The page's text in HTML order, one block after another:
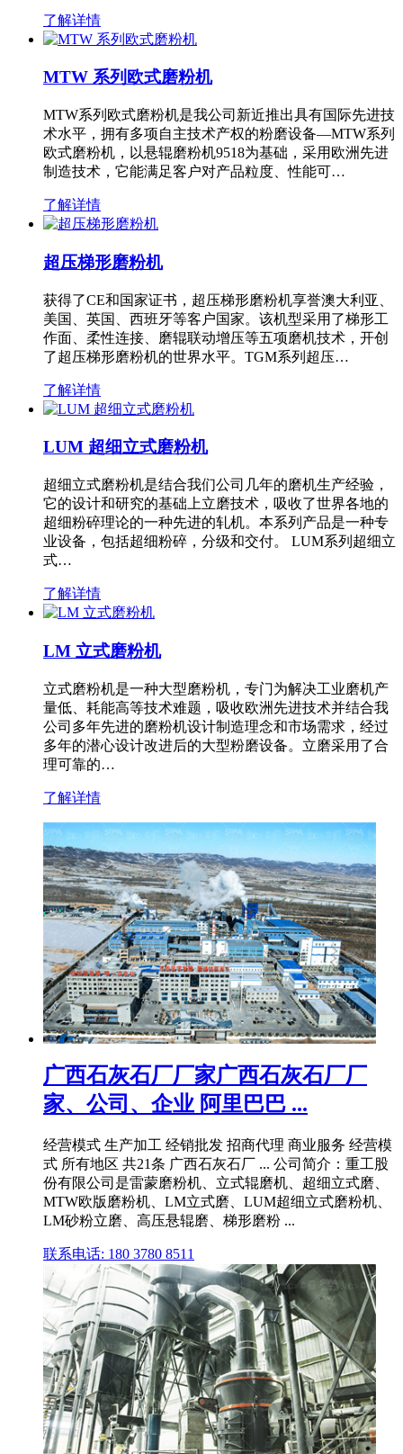
了解详情
MTW 系列欧式磨粉机
MTW系列欧式磨粉机是我公司新近推出具有国际先进技
术水平，拥有多项自主技术产权的粉磨设备—MTW系列
欧式磨粉机，以悬辊磨粉机9518为基础，采用欧洲先进
制造技术，它能满足客户对产品粒度、性能可…
了解详情
超压梯形磨粉机
获得了CE和国家证书，超压梯形磨粉机享誉澳大利亚、
美国、英国、西班牙等客户国家。该机型采用了梯形工
作面、柔性连接、磨辊联动增压等五项磨机技术，开创
了超压梯形磨粉机的世界水平。TGM系列超压…
了解详情
LUM 超细立式磨粉机
超细立式磨粉机是结合我们公司几年的磨机生产经验，
它的设计和研究的基础上立磨技术，吸收了世界各地的
超细粉碎理论的一种先进的轧机。本系列产品是一种专
业设备，包括超细粉碎，分级和交付。 LUM系列超细立
式…
了解详情
LM 立式磨粉机
立式磨粉机是一种大型磨粉机，专门为解决工业磨机产
量低、耗能高等技术难题，吸收欧洲先进技术并结合我
公司多年先进的磨粉机设计制造理念和市场需求，经过
多年的潜心设计改进后的大型粉磨设备。立磨采用了合
理可靠的…
了解详情
广西石灰石厂厂家广西石灰石厂厂
家、公司、企业 阿里巴巴 ...
经营模式 生产加工 经销批发 招商代理 商业服务 经营模
式 所有地区 共21条 广西石灰石厂 ... 公司简介：重工股
份有限公司是雷蒙磨粉机、立式辊磨机、超细立式磨、
MTW欧版磨粉机、LM立式磨、LUM超细立式磨粉机、
LM砂粉立磨、高压悬辊磨、梯形磨粉 ...
联系电话: 180 3780 8511